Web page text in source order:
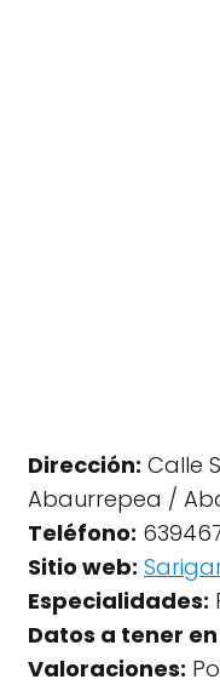
Dirección: Calle
Abaurrepea /
Teléfono:
Sitio web:
Especialidades:
Datos a tener
Valoraciones: